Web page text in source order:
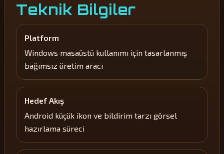
Teknik Bilgiler
Platform
Windows masaüstü kullanımı için tasarlanmış
bağımsız üretim aracı
Hedef Akış
Android küçük ikon ve bildirim tarzı görsel
hazırlama süreci